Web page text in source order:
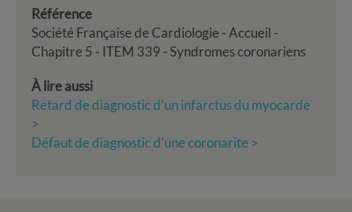
Référence
Société Française de Cardiologie - Accueil -
Chapitre 5 - ITEM 339 - Syndromes coronariens
À lire aussi
Retard de diagnostic d’un infarctus du myocarde
>
Défaut de diagnostic d'une coronarite >